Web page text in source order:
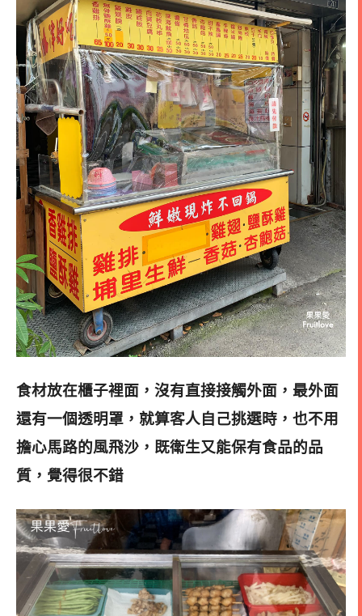
食材放在櫃子裡面，沒有直接接觸外面，最外面
還有一個透明罩，就算客人自己挑選時， 也不用
擔心馬路的風飛沙，既衛生又能保有食品的品
質，覺得很不錯